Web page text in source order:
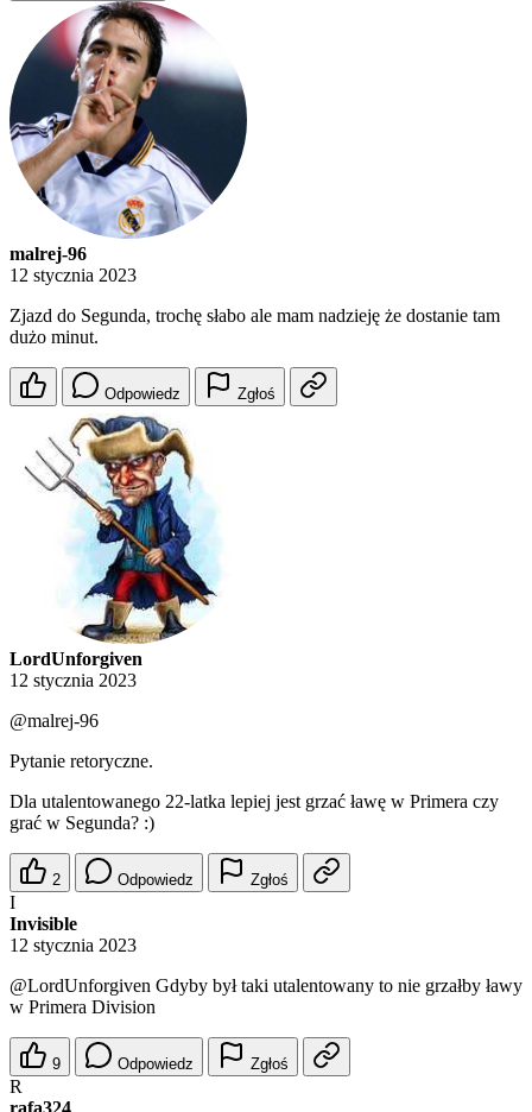
malrej-96
12 stycznia 2023
Zjazd do Segunda, trochę słabo ale mam nadzieję że dostanie tam
dużo minut.
Odpowiedz Zgłoś
LordUnforgiven
12 stycznia 2023
@malrej-96
Pytanie retoryczne.
Dla utalentowanego 22-latka lepiej jest grzać ławę w Primera czy
grać w Segunda? :)
2 Odpowiedz Zgłoś
I
Invisible
12 stycznia 2023
@LordUnforgiven Gdyby był taki utalentowany to nie grzałby ławy
w Primera Division
9 Odpowiedz Zgłoś
R
rafa324